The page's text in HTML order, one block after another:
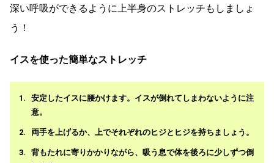
深い呼吸ができるように上半身のストレッチもしましょ
う！
イスを使った簡単なストレッチ
安定したイスに腰かけます。イスが倒れてしまわないように注
意。
両手を上げるか、上でそれぞれのヒジとヒジを持ちましょう。
背もたれに寄りかかりながら、吸う息で体を後ろに少しずつ倒